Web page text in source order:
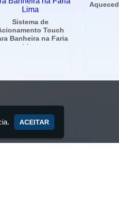
Sistema de
Touch
Banheira na Faria
Lima
ACEITAR